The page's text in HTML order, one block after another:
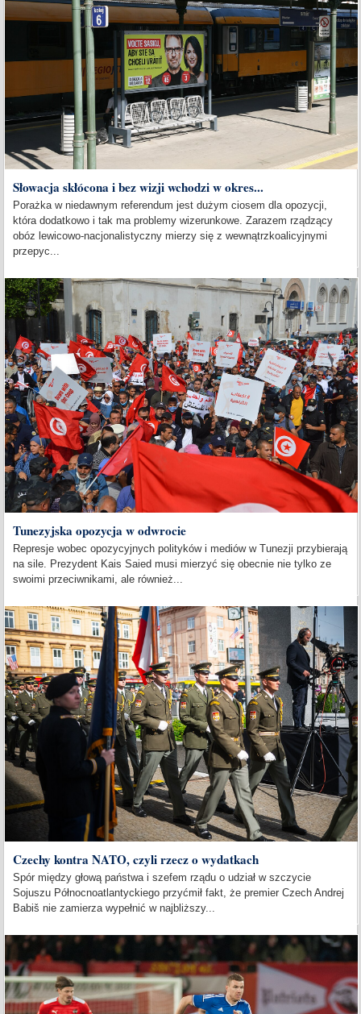
Słowacja skłócona i bez wizji wchodzi w okres...
Porażka w niedawnym referendum jest dużym ciosem dla opozycji,
która dodatkowo i tak ma problemy wizerunkowe. Zarazem rządzący
obóz lewicowo-nacjonalistyczny mierzy się z wewnątrzkoalicyjnymi
przepyc...
Tunezyjska opozycja w odwrocie
Represje wobec opozycyjnych polityków i mediów w Tunezji przybierają
na sile. Prezydent Kais Saied musi mierzyć się obecnie nie tylko ze
swoimi przeciwnikami, ale również...
Czechy kontra NATO, czyli rzecz o wydatkach
Spór między głową państwa i szefem rządu o udział w szczycie
Sojuszu Północnoatlantyckiego przyćmił fakt, że premier Czech Andrej
Babiš nie zamierza wypełnić w najbliższy...